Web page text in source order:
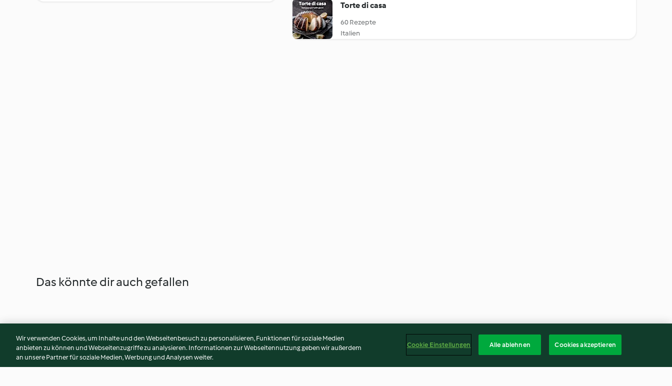
Torte di casa
60 Rezepte
Italien
Das könnte dir auch gefallen
Wir verwenden Cookies, um Inhalte und den Webseitenbesuch zu personalisieren, Funktionen für soziale Medien
anbieten zu können und Webseitenzugriffe zu analysieren. Informationen zur Webseitennutzung geben wir außerdem
an unsere Partner für soziale Medien, Werbung und Analysen weiter.
Cookie Einstellungen Alle ablehnen Cookies akzeptieren